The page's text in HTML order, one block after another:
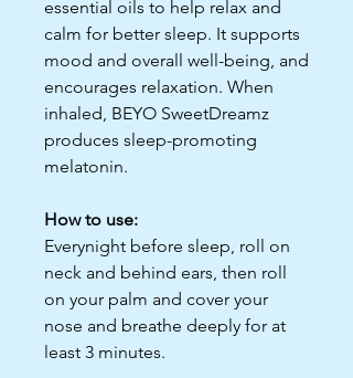
essential oils to help relax and
calm for better sleep. It supports
mood and overall well-being, and
encourages relaxation. When
inhaled, BEYO SweetDreamz
produces sleep-promoting
melatonin.
How to use:
Everynight before sleep, roll on
neck and behind ears, then roll
on your palm and cover your
nose and breathe deeply for at
least 3 minutes.